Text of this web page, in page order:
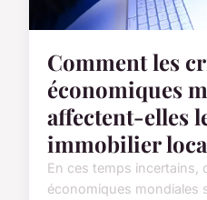
Comment les
économiques
affectent-elles
immobilier
En ces temps incertains,
économiques mondiales